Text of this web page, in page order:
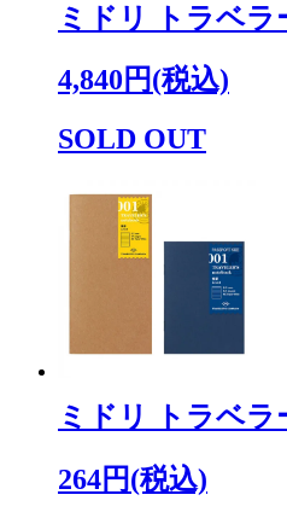
ミドリ トラベ
4,840円(税込)
SOLD OUT
ミドリ トラベ
264円(税込)